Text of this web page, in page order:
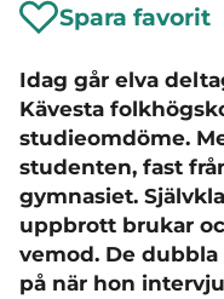
Spara favorit
Idag går elva
Kävesta
studieomdöme.
studenten, fast
gymnasiet.
uppbrott brukar
vemod. De
på när hon